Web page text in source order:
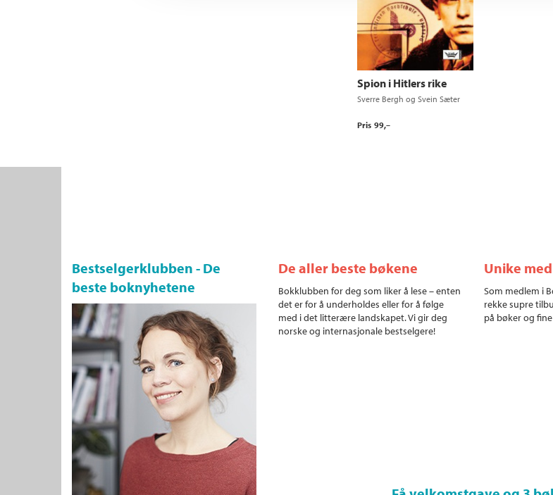
Spion i Hitlers rike
Sverre Bergh og Svein Sæter
Pris 99,–
Bestselgerklubben - De
beste boknyhetene
De aller beste bøkene
Bokklubben for deg som liker å lese – enten
det er for å underholdes eller for å følge
med i det litterære landskapet. Vi gir deg
norske og internasjonale bestselgere!
Unike
Som medlem i
rekke supre
på bøker og